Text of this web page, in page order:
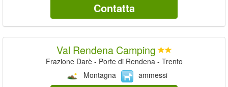
Contatta
Val Rendena Camping
Frazione Darè - Porte di Rendena - Trento
Montagna
ammessi